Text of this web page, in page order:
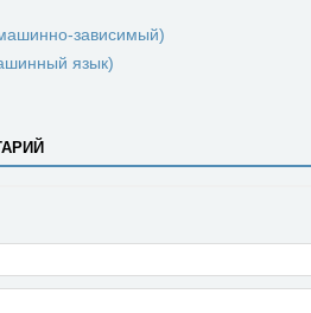
зависимый)
язык)